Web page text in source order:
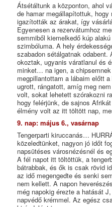
Átsétáltunk a központon, ahol
de hamar megállapítottuk, hogy
igazították az árakat, így
Egyenesen a rezervátumhoz
semmiből kiemelkedő kúp
szimbóluma. A hely
szabadon sétálgatnak
okoztak, ugyanis váratlanul és
minket… na igen, a
megpillantottam a lábaim előtt
ugrott, rángatott, amíg meg
volt, sokat lehetett szórakozni
hogy felérjünk, de sajnos
élmény volt az itt töltött nap,
9. nap: május 6., vasárnap
Tengerparti kiruccanás…
közeledtünket, nagyon jó időt
napsütéses városnézésnél és
A fél napot itt töltöttük, a
bátrabbak, és ők is csak rövid
az idő megengedte és senki
nem kellett. A napon
még napokig érezte a hatását
napvédő krémmel. Az egész